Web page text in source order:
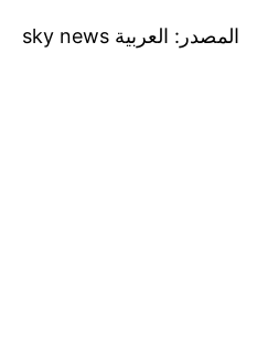
المصدر: العربية sky news